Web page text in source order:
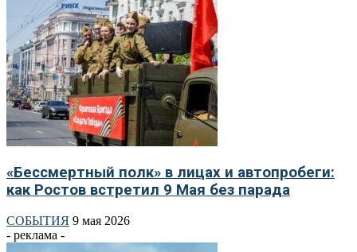
«Бессмертный полк» в лицах и автопробеги:
как Ростов встретил 9 Мая без парада
СОБЫТИЯ 9 мая 2026
- реклама -